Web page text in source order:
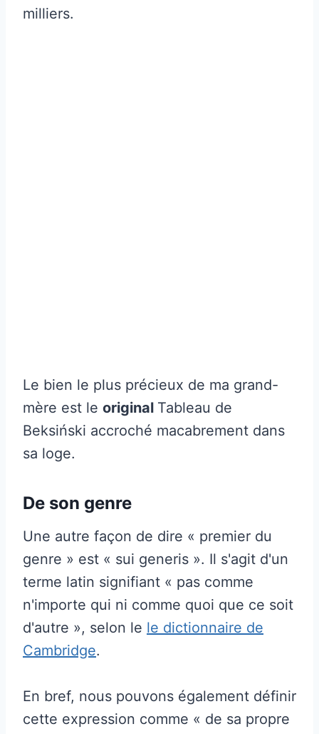
milliers.
Le bien le plus précieux de ma grand-
mère est le original Tableau de
Beksiński accroché macabrement dans
sa loge.
De son genre
Une autre façon de dire « premier du
genre » est « sui generis ». Il s'agit d'un
terme latin signifiant « pas comme
n'importe qui ni comme quoi que ce soit
d'autre », selon le le dictionnaire de
Cambridge.
En bref, nous pouvons également définir
cette expression comme « de sa propre